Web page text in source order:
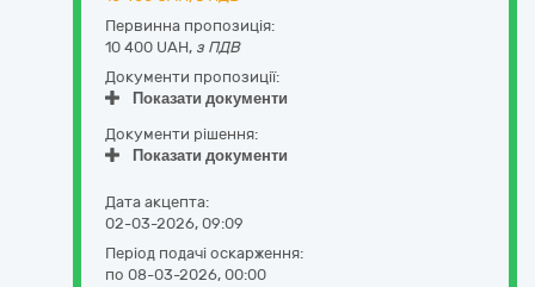
Первинна пропозиція:
10 400 UAH, з ПДВ
Документи пропозиції:
Показати документи
Документи рішення:
Показати документи
Дата акцепта:
02-03-2026, 09:09
Період подачі оскарження:
по 08-03-2026, 00:00